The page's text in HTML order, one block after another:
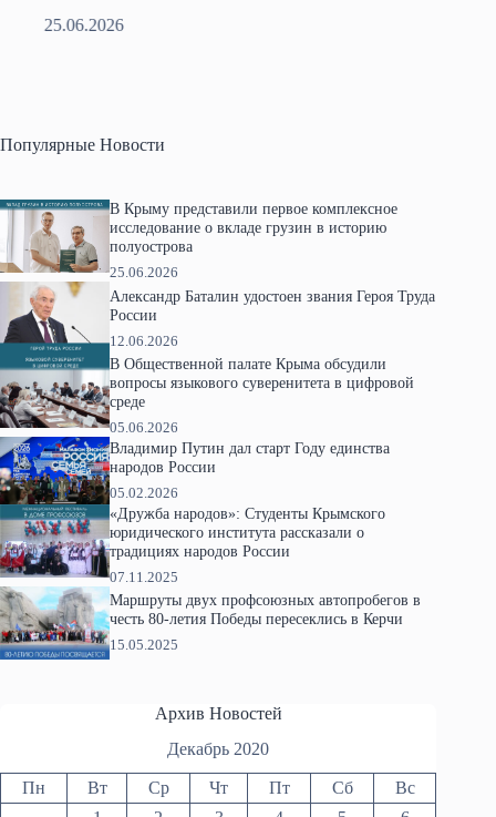
25.06.2026
Популярные Новости
В Крыму представили первое комплексное
исследование о вкладе грузин в историю
полуострова
25.06.2026
Александр Баталин удостоен звания Героя Труда
России
12.06.2026
В Общественной палате Крыма обсудили
вопросы языкового суверенитета в цифровой
среде
05.06.2026
Владимир Путин дал старт Году единства
народов России
05.02.2026
«Дружба народов»: Студенты Крымского
юридического института рассказали о
традициях народов России
07.11.2025
Маршруты двух профсоюзных автопробегов в
честь 80-летия Победы пересеклись в Керчи
15.05.2025
Архив Новостей
Декабрь 2020
Пн Вт Ср Чт Пт Сб
Вс